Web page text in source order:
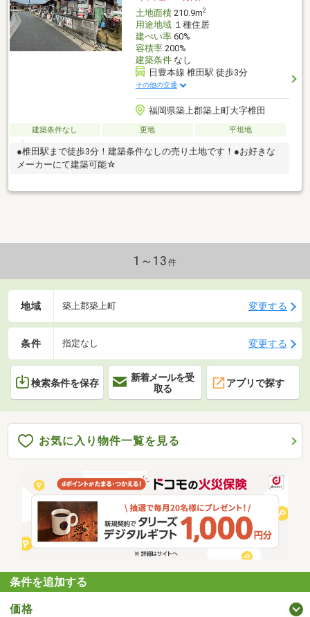
土地面積210.9m2
用途地域１種住居
建ぺい率60%
容積率200%
建築条件なし
日豊本線 椎田駅 徒歩3分
その他の交通
福岡県築上郡築上町大字椎田
建築条件なし 更地 平坦地
●椎田駅まで徒歩3分！建築条件なしの売り土地です！●お好きな
メーカーにて建築可能☆
1～13 件
地域 築上郡築上町 変更する
条件 指定なし 変更する
検索条件を保存
新着メールを受
取る
アプリで探す
お気に入り物件一覧を見る
条件を追加する
価格